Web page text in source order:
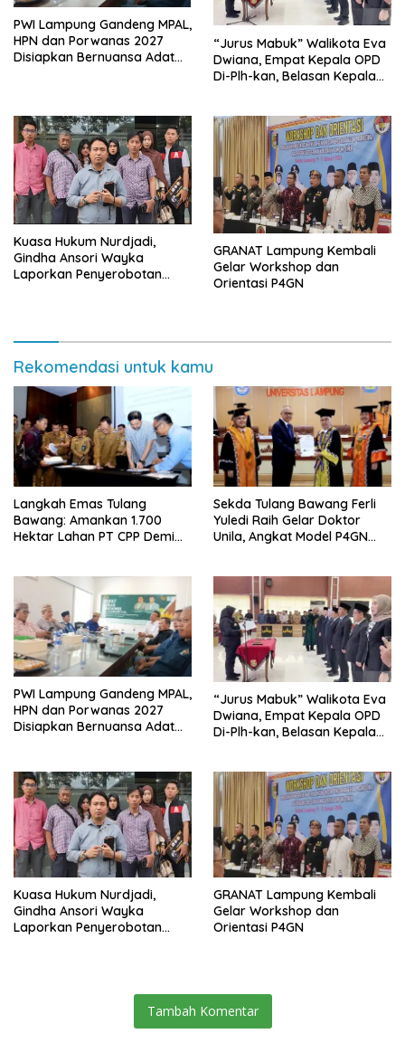
PWI Lampung Gandeng MPAL,
HPN dan Porwanas 2027
Disiapkan Bernuansa Adat
“Jurus Mabuk” Walikota Eva
Dwiana, Empat Kepala OPD
Di-Plh-kan, Belasan Kepala
Kuasa Hukum Nurdjadi,
Gindha Ansori Wayka
Laporkan Penyerobotan
GRANAT Lampung Kembali
Gelar Workshop dan
Orientasi P4GN
Rekomendasi untuk kamu
Langkah Emas Tulang
Bawang: Amankan 1.700
Hektar Lahan PT CPP Demi
Sekda Tulang Bawang Ferli
Yuledi Raih Gelar Doktor
Unila, Angkat Model P4GN
PWI Lampung Gandeng MPAL,
HPN dan Porwanas 2027
Disiapkan Bernuansa Adat
“Jurus Mabuk” Walikota Eva
Dwiana, Empat Kepala OPD
Di-Plh-kan, Belasan Kepala
Kuasa Hukum Nurdjadi,
Gindha Ansori Wayka
Laporkan Penyerobotan
GRANAT Lampung Kembali
Gelar Workshop dan
Orientasi P4GN
Tambah Komentar